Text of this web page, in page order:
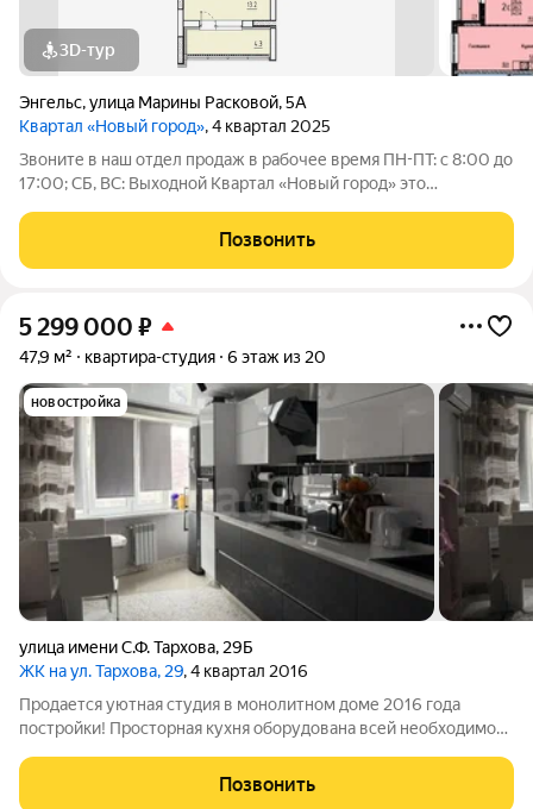
3D-тур
Энгельс,улица Марины Расковой,5А
Квартал «Новый город», 4 квартал 2025
Звоните в наш отдел продаж в рабочее время ПН-ПТ: с 8:00 до
17:00; СБ, ВС: Выходной Квартал «Новый город» это
семьи. Проект развивается по концепции «город в городе», где
всё необходимое
Позвонить
5 299 000 ₽
47,9 м² квартира-студия 6 этаж из 20
новостройка
улица имени С.Ф. Тархова, 29Б
ЖК на ул. Тархова, 29, 4 квартал 2016
Продается уютная студия в монолитном доме 2016 года
постройки! Просторная кухня оборудована всей необходимой
пищи комфортным и удобным. В квартире установлен
кондиционер, обеспечивающий
Позвонить